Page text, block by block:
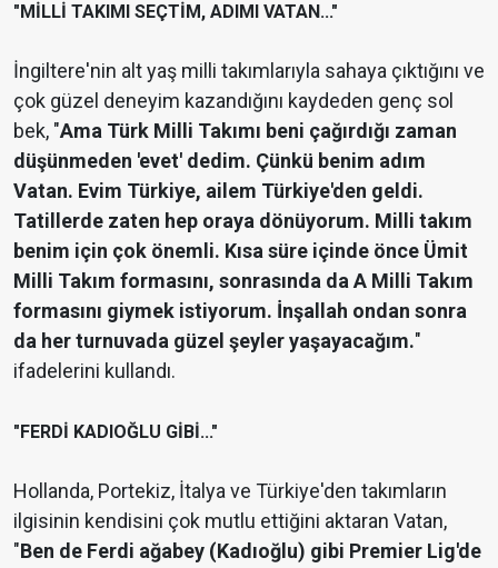
"MİLLİ TAKIMI SEÇTİM, ADIMI VATAN..."
İngiltere'nin alt yaş milli takımlarıyla sahaya çıktığını ve
çok güzel deneyim kazandığını kaydeden genç sol
bek, "Ama Türk Milli Takımı beni çağırdığı zaman
düşünmeden 'evet' dedim. Çünkü benim adım
Vatan. Evim Türkiye, ailem Türkiye'den geldi.
Tatillerde zaten hep oraya dönüyorum. Milli takım
benim için çok önemli. Kısa süre içinde önce Ümit
Milli Takım formasını, sonrasında da A Milli Takım
formasını giymek istiyorum. İnşallah ondan sonra
da her turnuvada güzel şeyler yaşayacağım."
ifadelerini kullandı.
"FERDİ KADIOĞLU GİBİ..."
Hollanda, Portekiz, İtalya ve Türkiye'den takımların
ilgisinin kendisini çok mutlu ettiğini aktaran Vatan,
"Ben de Ferdi ağabey (Kadıoğlu) gibi Premier Lig'de